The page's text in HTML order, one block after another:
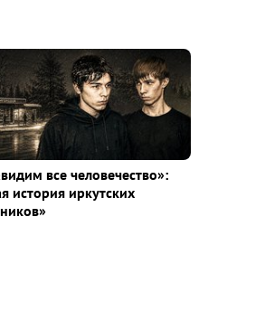
все человечество»:
история иркутских